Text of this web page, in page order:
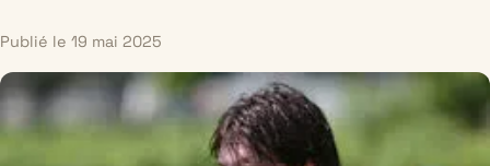
Publié le 19 mai 2025